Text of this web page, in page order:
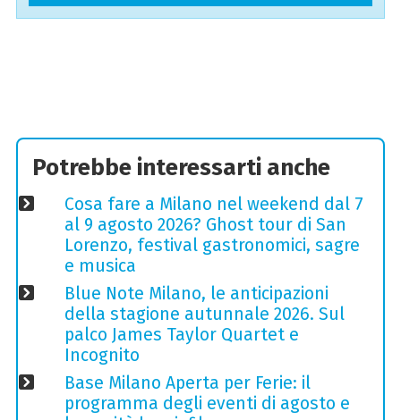
Potrebbe interessarti anche
Cosa fare a Milano nel weekend dal 7
al 9 agosto 2026? Ghost tour di San
Lorenzo, festival gastronomici, sagre
e musica
Blue Note Milano, le anticipazioni
della stagione autunnale 2026. Sul
palco James Taylor Quartet e
Incognito
Base Milano Aperta per Ferie: il
programma degli eventi di agosto e